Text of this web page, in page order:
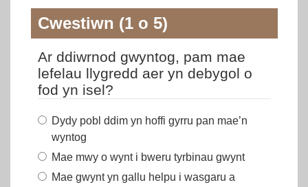
Cwestiwn (1 o 5)
Ar ddiwrnod gwyntog, pam mae
lefelau llygredd aer yn debygol o
fod yn isel?
Dydy pobl ddim yn hoffi gyrru pan mae’n
wyntog
Mae mwy o wynt i bweru tyrbinau gwynt
Mae gwynt yn gallu helpu i wasgaru a